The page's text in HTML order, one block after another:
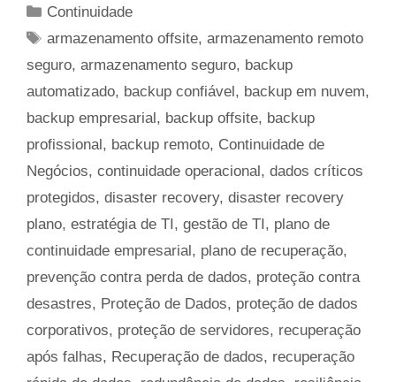
Categorias
Continuidade
Tags
armazenamento offsite,armazenamento remoto
seguro, armazenamento seguro, backup
automatizado, backup confiável, backup em nuvem,
backup empresarial, backup offsite, backup
profissional, backup remoto, Continuidade de
Negócios, continuidade operacional, dados críticos
protegidos, disaster recovery, disaster recovery
plano, estratégia de TI, gestão de TI, plano de
continuidade empresarial, plano de recuperação,
prevenção contra perda de dados, proteção contra
desastres, Proteção de Dados, proteção de dados
corporativos, proteção de servidores, recuperação
após falhas, Recuperação de dados, recuperação